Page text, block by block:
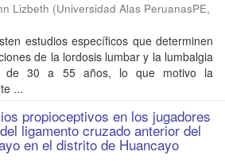
Lizbeth (Universidad Alas PeruanasPE,
estudios específicos que determinen
de la lordosis lumbar y la lumbalgia
de 30 a 55 años, lo que motivo la
...
propioceptivos en los jugadores
ligamento cruzado anterior del
en el distrito de Huancayo